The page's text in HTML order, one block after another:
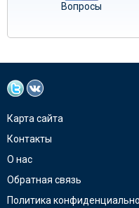
Вопросы
Карта сайта
Контакты
О нас
Обратная связь
Политика